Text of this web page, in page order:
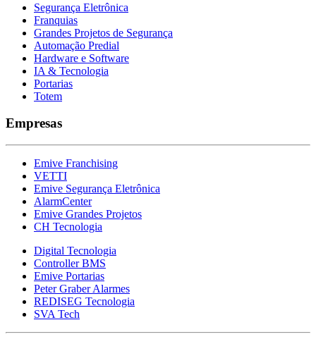
Segurança Eletrônica
Franquias
Grandes Projetos de Segurança
Automação Predial
Hardware e Software
IA & Tecnologia
Portarias
Totem
Empresas
Emive Franchising
VETTI
Emive Segurança Eletrônica
AlarmCenter
Emive Grandes Projetos
CH Tecnologia
Digital Tecnologia
Controller BMS
Emive Portarias
Peter Graber Alarmes
REDISEG Tecnologia
SVA Tech